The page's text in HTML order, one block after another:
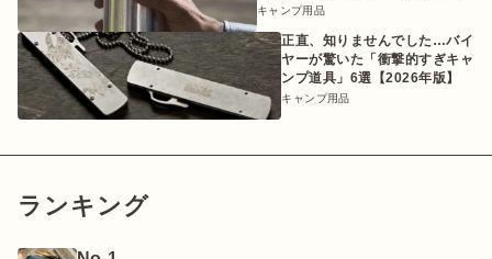
ャンプギア】
キャンプ用品
正直、知りませんでした…バイ
ヤーが驚いた「衝撃的すぎキャ
ンプ道具」6選【2026年版】
キャンプ用品
ランキング